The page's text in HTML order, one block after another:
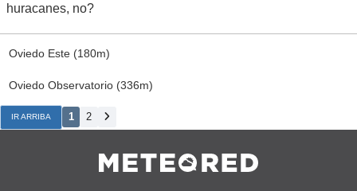
huracanes, no?
Oviedo Este (180m)
Oviedo Observatorio (336m)
IR ARRIBA 1 2